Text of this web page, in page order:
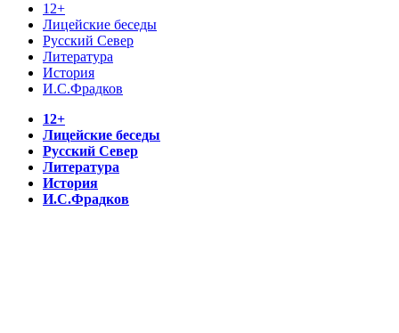
12+
Лицейские беседы
Русский Север
Литература
История
И.С.Фрадков
12+
Лицейские беседы
Русский Север
Литература
История
И.С.Фрадков